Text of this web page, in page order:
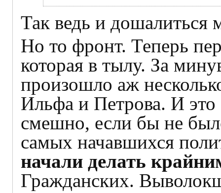
Так ведь и
Но то фронт. Теперь
которая в тылу. За
произошло аж
Ильфа и Петрова. И это
смешно, если бы не
самых начавшихся
начали делать
Гражданских.